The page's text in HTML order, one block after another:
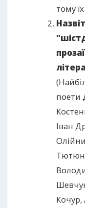
тому
поети
Іван